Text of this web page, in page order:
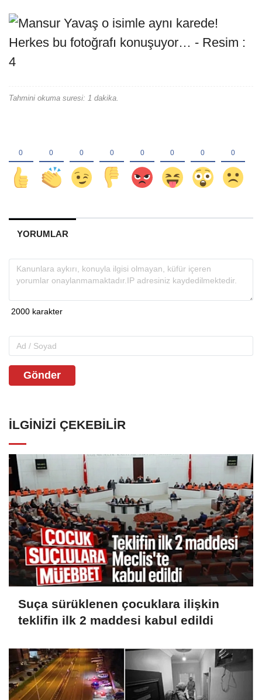
Tahmini okuma suresi: 1 dakika.
YORUMLAR
Gönder
İLGINIZI ÇEKEBILIR
Suça sürüklenen çocuklara ilişkin
teklifin ilk 2 maddesi kabul edildi